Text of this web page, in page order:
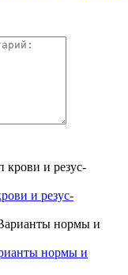
и резус-
нормы и